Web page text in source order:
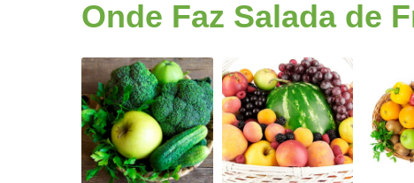
Fruta
higienizada
empresas
Frutas
congeladas
Frutas
cortadas
Onde Faz Salada de